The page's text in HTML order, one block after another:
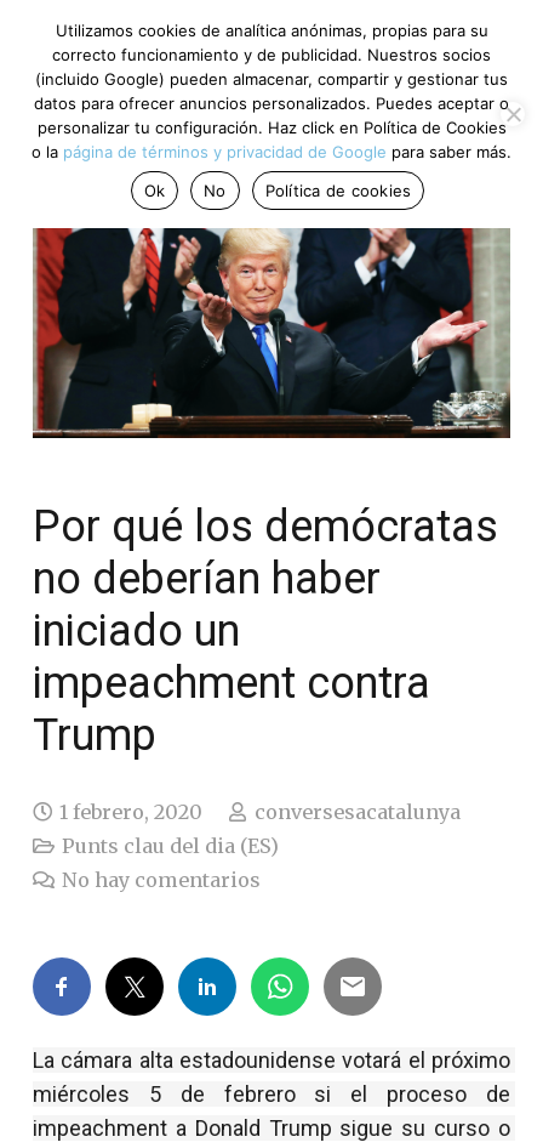
Por qué los demócratas
no deberían haber
iniciado un
impeachment contra
Trump
1 febrero, 2020
conversesacatalunya
Punts clau del dia (ES)
No hay comentarios
La cámara alta estadounidense votará el próximo
miércoles 5 de febrero si el proceso de
impeachment a Donald Trump sigue su curso o
Utilizamos cookies de analítica anónimas, propias para su
correcto funcionamiento y de publicidad. Nuestros socios
(incluido Google) pueden almacenar, compartir y gestionar tus
datos para ofrecer anuncios personalizados. Puedes aceptar o
personalizar tu configuración. Haz click en Política de Cookies
o la página de términos y privacidad de Google para saber más.
Ok
No Política de cookies